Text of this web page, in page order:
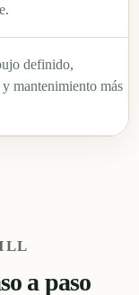
definido,
mantenimiento más
a paso